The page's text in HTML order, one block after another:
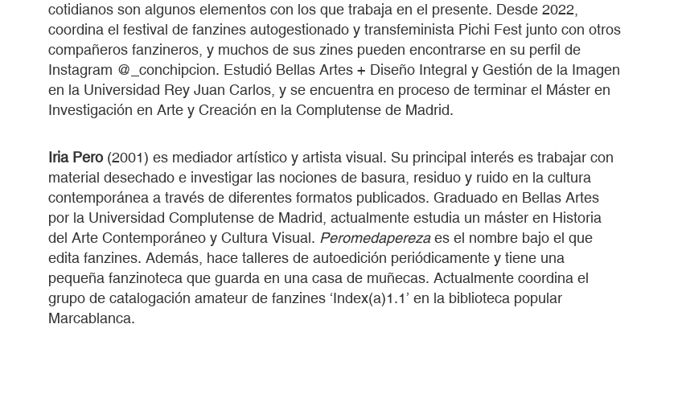
cotidianos son algunos elementos con los que trabaja en el presente. Desde 2022,
coordina el festival de fanzines autogestionado y transfeminista Pichi Fest junto con otros
compañeros fanzineros, y muchos de sus zines pueden encontrarse en su perfil de
Instagram @_conchipcion. Estudió Bellas Artes + Diseño Integral y Gestión de la Imagen
en la Universidad Rey Juan Carlos, y se encuentra en proceso de terminar el Máster en
Investigación en Arte y Creación en la Complutense de Madrid.
Iria Pero (2001) es mediador artístico y artista visual. Su principal interés es trabajar con
material desechado e investigar las nociones de basura, residuo y ruido en la cultura
contemporánea a través de diferentes formatos publicados. Graduado en Bellas Artes
por la Universidad Complutense de Madrid, actualmente estudia un máster en Historia
del Arte Contemporáneo y Cultura Visual. Peromedaperezaes el nombre bajo el que
edita fanzines. Además, hace talleres de autoedición periódicamente y tiene una
pequeña fanzinoteca que guarda en una casa de muñecas. Actualmente coordina el
grupo de catalogación amateur de fanzines ‘Index(a)1.1’ en la biblioteca popular
Marcablanca.